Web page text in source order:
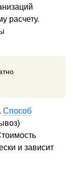
расчету.
Способ
и зависит